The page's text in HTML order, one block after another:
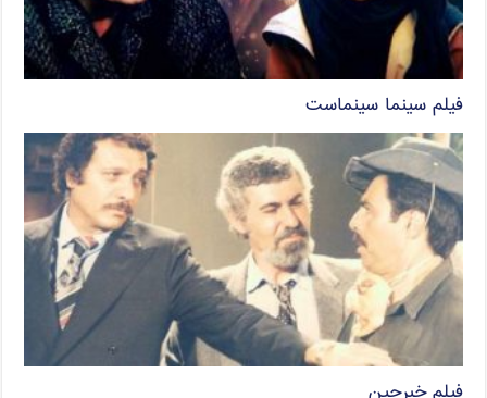
فیلم سینما سینماست